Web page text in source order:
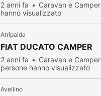
2 anni fa Caravan e Camper
hanno visualizzato
Atripalda
FIAT DUCATO CAMPER
2 anni fa Caravan e Camper
persone hanno visualizzato
Avellino